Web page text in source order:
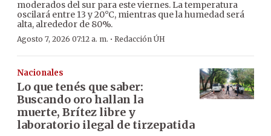
moderados del sur para este viernes. La temperatura
oscilará entre 13 y 20°C, mientras que la humedad será
alta, alrededor de 80%.
Agosto 7, 2026 07:12 a. m. · Redacción ÚH
Nacionales
Lo que tenés que saber:
Buscando oro hallan la
muerte, Brítez libre y
laboratorio ilegal de tirzepatida